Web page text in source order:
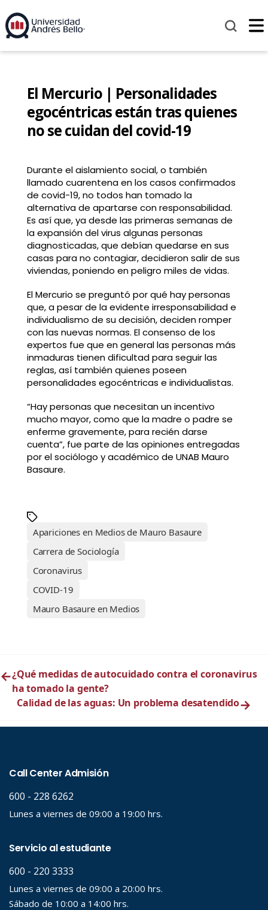
El Mercurio | Personalidades
egocéntricas están tras quienes
no se cuidan del covid-19
Durante el aislamiento social, o también
llamado cuarentena en los casos confirmados
de covid-19, no todos han tomado la
alternativa de apartarse con responsabilidad.
Es así que, ya desde las primeras semanas de
la expansión del virus algunas personas
diagnosticadas, que debían quedarse en sus
casas para no contagiar, decidieron salir de sus
viviendas, poniendo en peligro miles de vidas.
El Mercurio se preguntó por qué hay personas
que, a pesar de la evidente irresponsabilidad e
individualismo de su decisión, deciden romper
con las nuevas normas. El consenso de los
expertos fue que en general las personas más
inmaduras tienen dificultad para seguir las
reglas, así también quienes poseen
personalidades egocéntricas e individualistas.
“Hay personas que necesitan un incentivo
mucho mayor, como que la madre o padre se
enferme gravemente, para recién darse
cuenta”, fue parte de las opiniones entregadas
por el sociólogo y académico de UNAB Mauro
Basaure.
Apariciones en Medios de Mauro Basaure
Carrera de Sociología
Coronavirus
COVID-19
Mauro Basaure en Medios
←¿Qué medidas de autocuidado contra el coronavirus
ha tomado la gente?
Calidad de las aguas: Un problema desatendido→